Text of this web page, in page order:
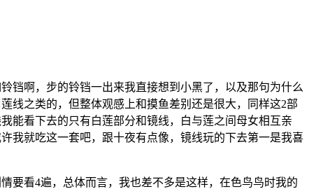
铛啊，步的铃铛一出来我直接想到小黑了，以及那句为什么
线之类的，但整体观感上和摸鱼差别还是很大，同样这2部
能看下去的只有白莲部分和镜线，白与莲之间母女相互亲
我就吃这一套吧，跟十夜有点像，镜线玩的下去第一是我喜
要看4遍，总体而言，我也差不多是这样，在色鸟鸟时我的